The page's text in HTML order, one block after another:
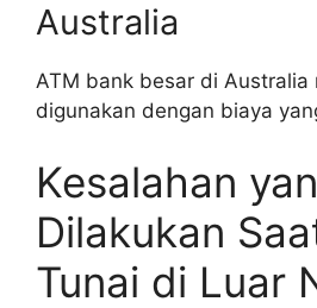
Australia
ATM bank besar di Australia
digunakan dengan biaya
Kesalahan
Dilakukan
Tunai di Luar